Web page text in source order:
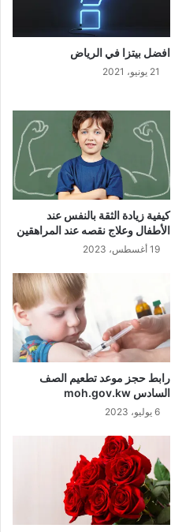
افضل بيتزا في الرياض
21 يونيو، 2021
كيفية زيادة الثقة بالنفس عند
الأطفال وعلاج نقصه عند المراهقين
19 أغسطس، 2023
رابط حجز موعد تطعيم الصف
السادس moh.gov.kw
6 يوليو، 2023